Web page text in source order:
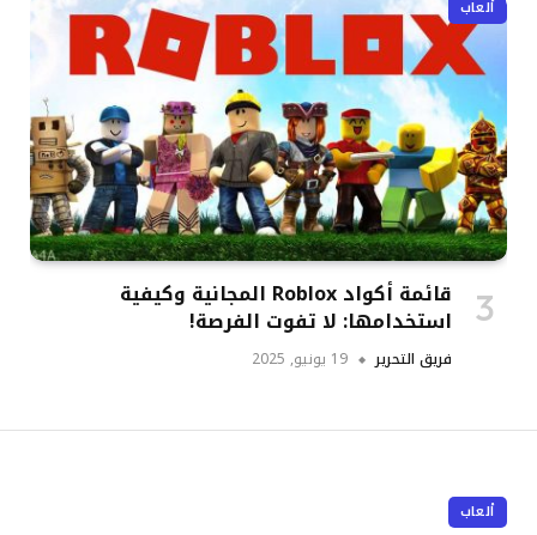
ألعاب
قائمة أكواد Roblox المجانية وكيفية
استخدامها: لا تفوت الفرصة!
فريق التحرير 19 يونيو, 2025
ألعاب